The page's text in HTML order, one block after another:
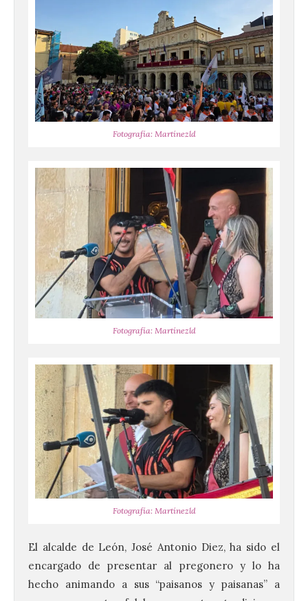
Fotografía: Martínezld
Fotografía: Martínezld
Fotografía: Martínezld
El alcalde de León, José Antonio Diez, ha sido el
encargado de presentar al pregonero y lo ha
hecho animando a sus “paisanos y paisanas” a